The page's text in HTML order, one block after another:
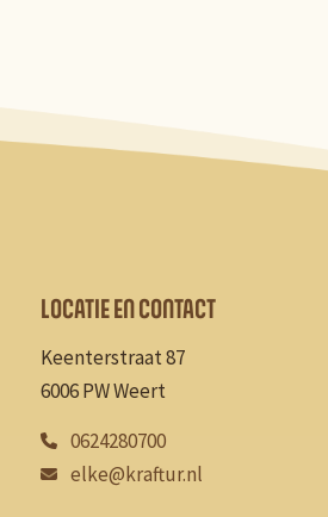
LOCATIE EN CONTACT
Keenterstraat 87
6006 PW Weert
0624280700
elke@kraftur.nl